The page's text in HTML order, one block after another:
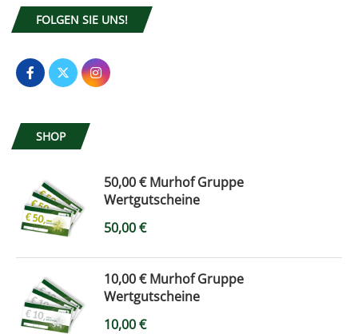
FOLGEN SIE UNS!
SHOP
50,00 € Murhof Gruppe
Wertgutscheine
50,00€
10,00 € Murhof Gruppe
Wertgutscheine
10,00€